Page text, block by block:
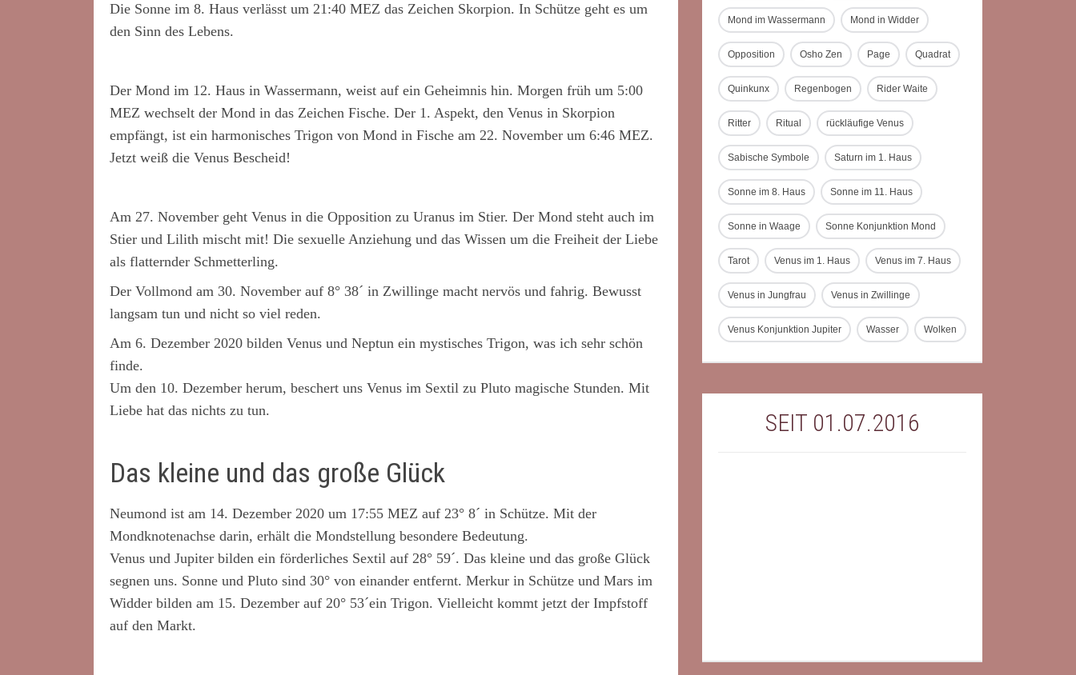
Die Sonne im 8. Haus verlässt um 21:40 MEZ das Zeichen Skorpion. In Schütze geht es um
den Sinn des Lebens.
Der Mond im 12. Haus in Wassermann, weist auf ein Geheimnis hin. Morgen früh um 5:00
MEZ wechselt der Mond in das Zeichen Fische. Der 1. Aspekt, den Venus in Skorpion
empfängt, ist ein harmonisches Trigon von Mond in Fische am 22. November um 6:46 MEZ.
Jetzt weiß die Venus Bescheid!
Am 27. November geht Venus in die Opposition zu Uranus im Stier. Der Mond steht auch im
Stier und Lilith mischt mit! Die sexuelle Anziehung und das Wissen um die Freiheit der Liebe
als flatternder Schmetterling.
Der Vollmond am 30. November auf 8° 38´ in Zwillinge macht nervös und fahrig. Bewusst
langsam tun und nicht so viel reden.
Am 6. Dezember 2020 bilden Venus und Neptun ein mystisches Trigon, was ich sehr schön
finde.
Um den 10. Dezember herum, beschert uns Venus im Sextil zu Pluto magische Stunden. Mit
Liebe hat das nichts zu tun.
Das kleine und das große Glück
Neumond ist am 14. Dezember 2020 um 17:55 MEZ auf 23° 8´ in Schütze. Mit der
Mondknotenachse darin, erhält die Mondstellung besondere Bedeutung.
Venus und Jupiter bilden ein förderliches Sextil auf 28° 59´. Das kleine und das große Glück
segnen uns. Sonne und Pluto sind 30° von einander entfernt. Merkur in Schütze und Mars im
Widder bilden am 15. Dezember auf 20° 53´ein Trigon. Vielleicht kommt jetzt der Impfstoff
auf den Markt.
Mond im Wassermann Mond in Widder
Opposition Osho Zen Page Quadrat
Quinkunx Regenbogen Rider Waite
Ritter Ritual rückläufige Venus
Sabische Symbole Saturn im 1. Haus
Sonne im 8. Haus Sonne im 11. Haus
Sonne in Waage Sonne Konjunktion Mond
Tarot Venus im 1. Haus Venus im 7. Haus
Venus in Jungfrau Venus in Zwillinge
Venus Konjunktion Jupiter Wasser Wolken
SEIT 01.07.2016